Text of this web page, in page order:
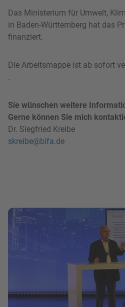
Das Ministerium für Umwelt,
in Baden-Württemberg hat das
finanziert.
Die Arbeitsmappe ist ab sofort
.
Sie wünschen weitere
Gerne können Sie mich
Dr. Siegfried Kreibe
skreibe@bifa.de
Bild in Lightbox zeigen